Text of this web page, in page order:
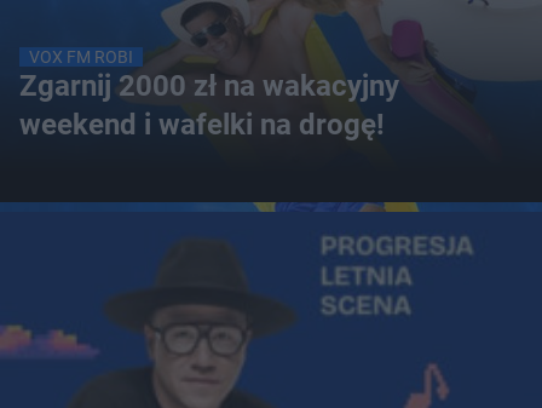
VOX FM ROBI
Zgarnij 2000 zł na wakacyjny
weekend i wafelki na drogę!